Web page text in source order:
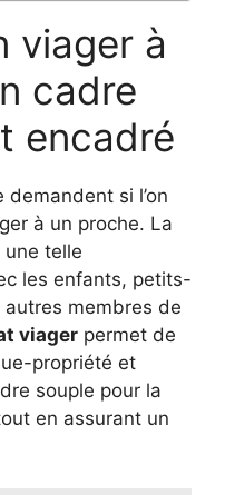
viager à
cadre
encadré
si l’on
à un proche. La
une telle
les enfants, petits-
membres de
viager permet de
propriété et
souple pour la
en assurant un